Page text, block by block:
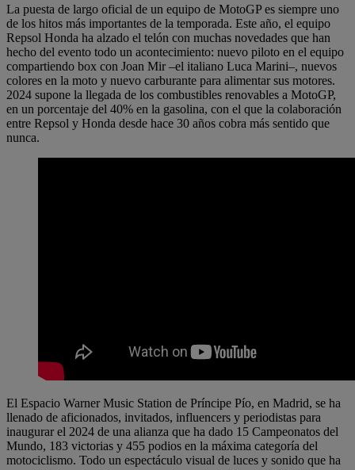
La puesta de largo oficial de un equipo de MotoGP es siempre uno
de los hitos más importantes de la temporada. Este año, el equipo
Repsol Honda ha alzado el telón con muchas novedades que han
hecho del evento todo un acontecimiento: nuevo piloto en el equipo
compartiendo box con Joan Mir –el italiano Luca Marini–, nuevos
colores en la moto y nuevo carburante para alimentar sus motores.
2024 supone la llegada de los combustibles renovables a MotoGP,
en un porcentaje del 40% en la gasolina, con el que la colaboración
entre Repsol y Honda desde hace 30 años cobra más sentido que
nunca.
El Espacio Warner Music Station de Príncipe Pío, en Madrid, se ha
llenado de aficionados, invitados, influencers y periodistas para
inaugurar el 2024 de una alianza que ha dado 15 Campeonatos del
Mundo, 183 victorias y 455 podios en la máxima categoría del
motociclismo. Todo un espectáculo visual de luces y sonido que ha